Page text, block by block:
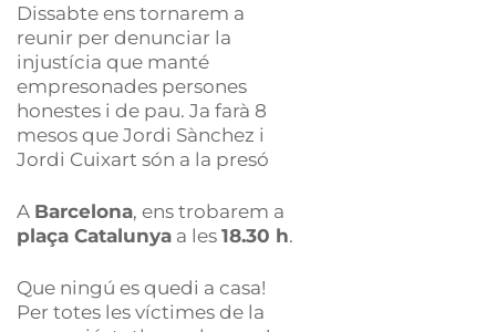
Dissabte ens tornarem a
reunir per denunciar la
injustícia que manté
empresonades persones
honestes i de pau. Ja farà 8
mesos que Jordi Sànchez i
Jordi Cuixart són a la presó
A Barcelona, ens trobarem a
plaça Catalunya a les18.30 h.
Que ningú es quedi a casa!
Per totes les víctimes de la